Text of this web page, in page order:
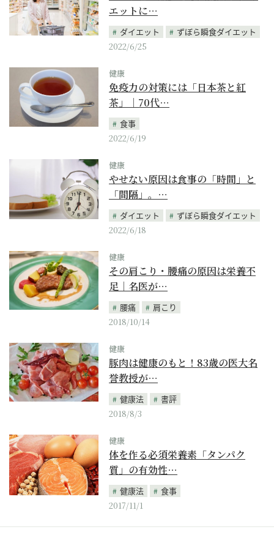
エットに…
ダイエット
ずぼら瞬食ダイエット
2022/6/25
健康
免疫力の対策には「日本茶と紅
茶」｜70代…
食事
2022/6/19
健康
やせない原因は食事の「時間」と
「間隔」。…
ダイエット
ずぼら瞬食ダイエット
2022/6/18
健康
その肩こり・腰痛の原因は栄養不
足｜名医が…
腰痛
肩こり
2018/10/14
健康
豚肉は健康のもと！83歳の医大名
誉教授が…
健康法
書評
2018/8/3
健康
体を作る必須栄養素「タンパク
質」の有効性…
健康法
食事
2017/11/1